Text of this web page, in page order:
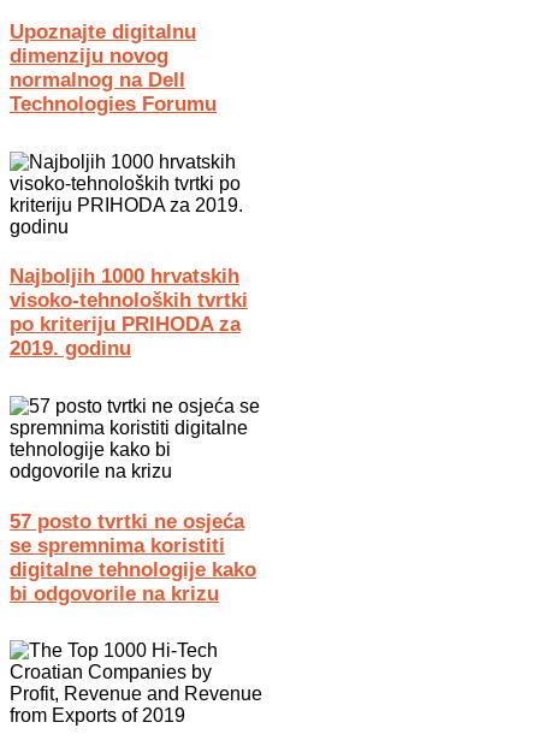
Upoznajte digitalnu
dimenziju novog
normalnog na Dell
Technologies Forumu
Najboljih 1000 hrvatskih
visoko-tehnoloških tvrtki
po kriteriju PRIHODA za
2019. godinu
57 posto tvrtki ne osjeća
se spremnima koristiti
digitalne tehnologije kako
bi odgovorile na krizu